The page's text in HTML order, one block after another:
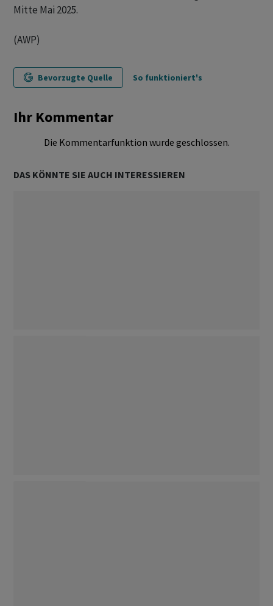
Mitte Mai 2025.
(AWP)
Bevorzugte Quelle So funktioniert's
Ihr Kommentar
Die Kommentarfunktion wurde geschlossen.
DAS KÖNNTE SIE AUCH INTERESSIEREN